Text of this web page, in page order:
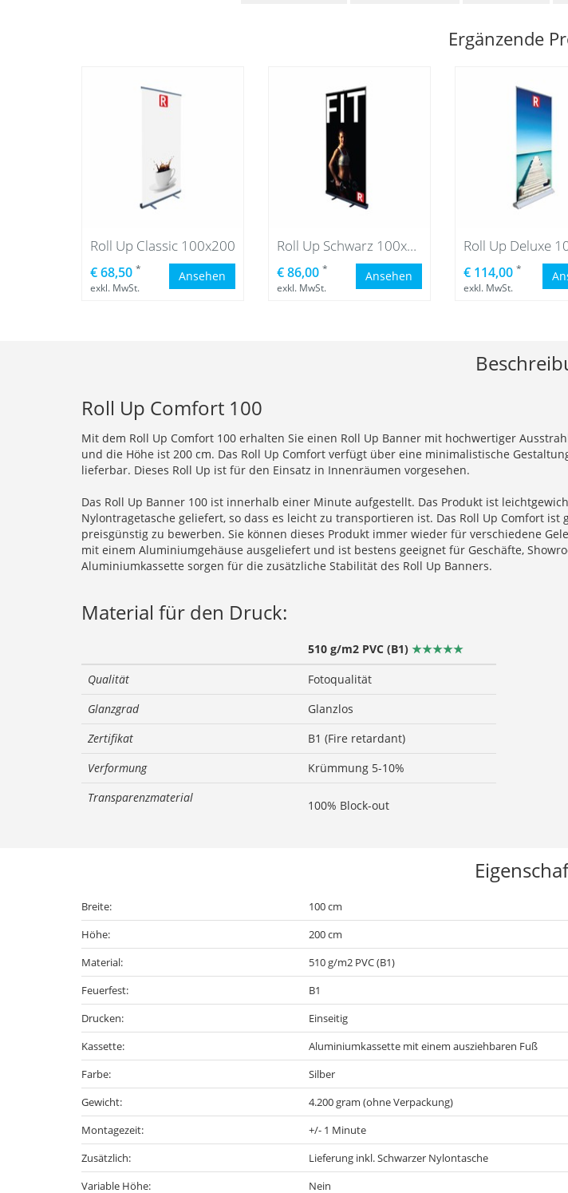
Ergänzende
Roll Up Classic 100x200
€ 68,50 *
exkl. MwSt.
Ansehen
Roll Up Schwarz 100x200
€ 86,00 *
exkl. MwSt.
Ansehen
Roll Up Deluxe
€ 114,00 *
exkl. MwSt.
Roll Up Comfort 100
Mit dem Roll Up Comfort 100 erhalten Sie einen Roll Up Banner mit hochwertiger
und die Höhe ist 200 cm. Das Roll Up Comfort verfügt über eine minimalistische
lieferbar. Dieses Roll Up ist für den Einsatz in Innenräumen vorgesehen.
Das Roll Up Banner 100 ist innerhalb einer Minute aufgestellt. Das Produkt ist
Nylontragetasche geliefert, so dass es leicht zu transportieren ist. Das Roll Up Comfort
preisgünstig zu bewerben. Sie können dieses Produkt immer wieder für verschiedene
mit einem Aluminiumgehäuse ausgeliefert und ist bestens geeignet für Geschäfte,
Aluminiumkassette sorgen für die zusätzliche Stabilität des Roll Up Banners.
Material für den Druck:
510 g/m2 PVC (B1) ★★★★★
Qualität
Fotoqualität
Glanzgrad
Glanzlos
Zertifikat
B1 (Fire retardant)
Verformung
Krümmung 5-10%
Transparenzmaterial
100% Block-out
Breite:
100 cm
Höhe:
200 cm
Material:
510 g/m2 PVC (B1)
Feuerfest:
B1
Drucken:
Einseitig
Kassette:
Aluminiumkassette mit einem ausziehbaren Fuß
Farbe:
Silber
Gewicht:
4.200 gram (ohne Verpackung)
Montagezeit:
+/- 1 Minute
Zusätzlich:
Lieferung inkl. Schwarzer Nylontasche
Variable Höhe:
Nein